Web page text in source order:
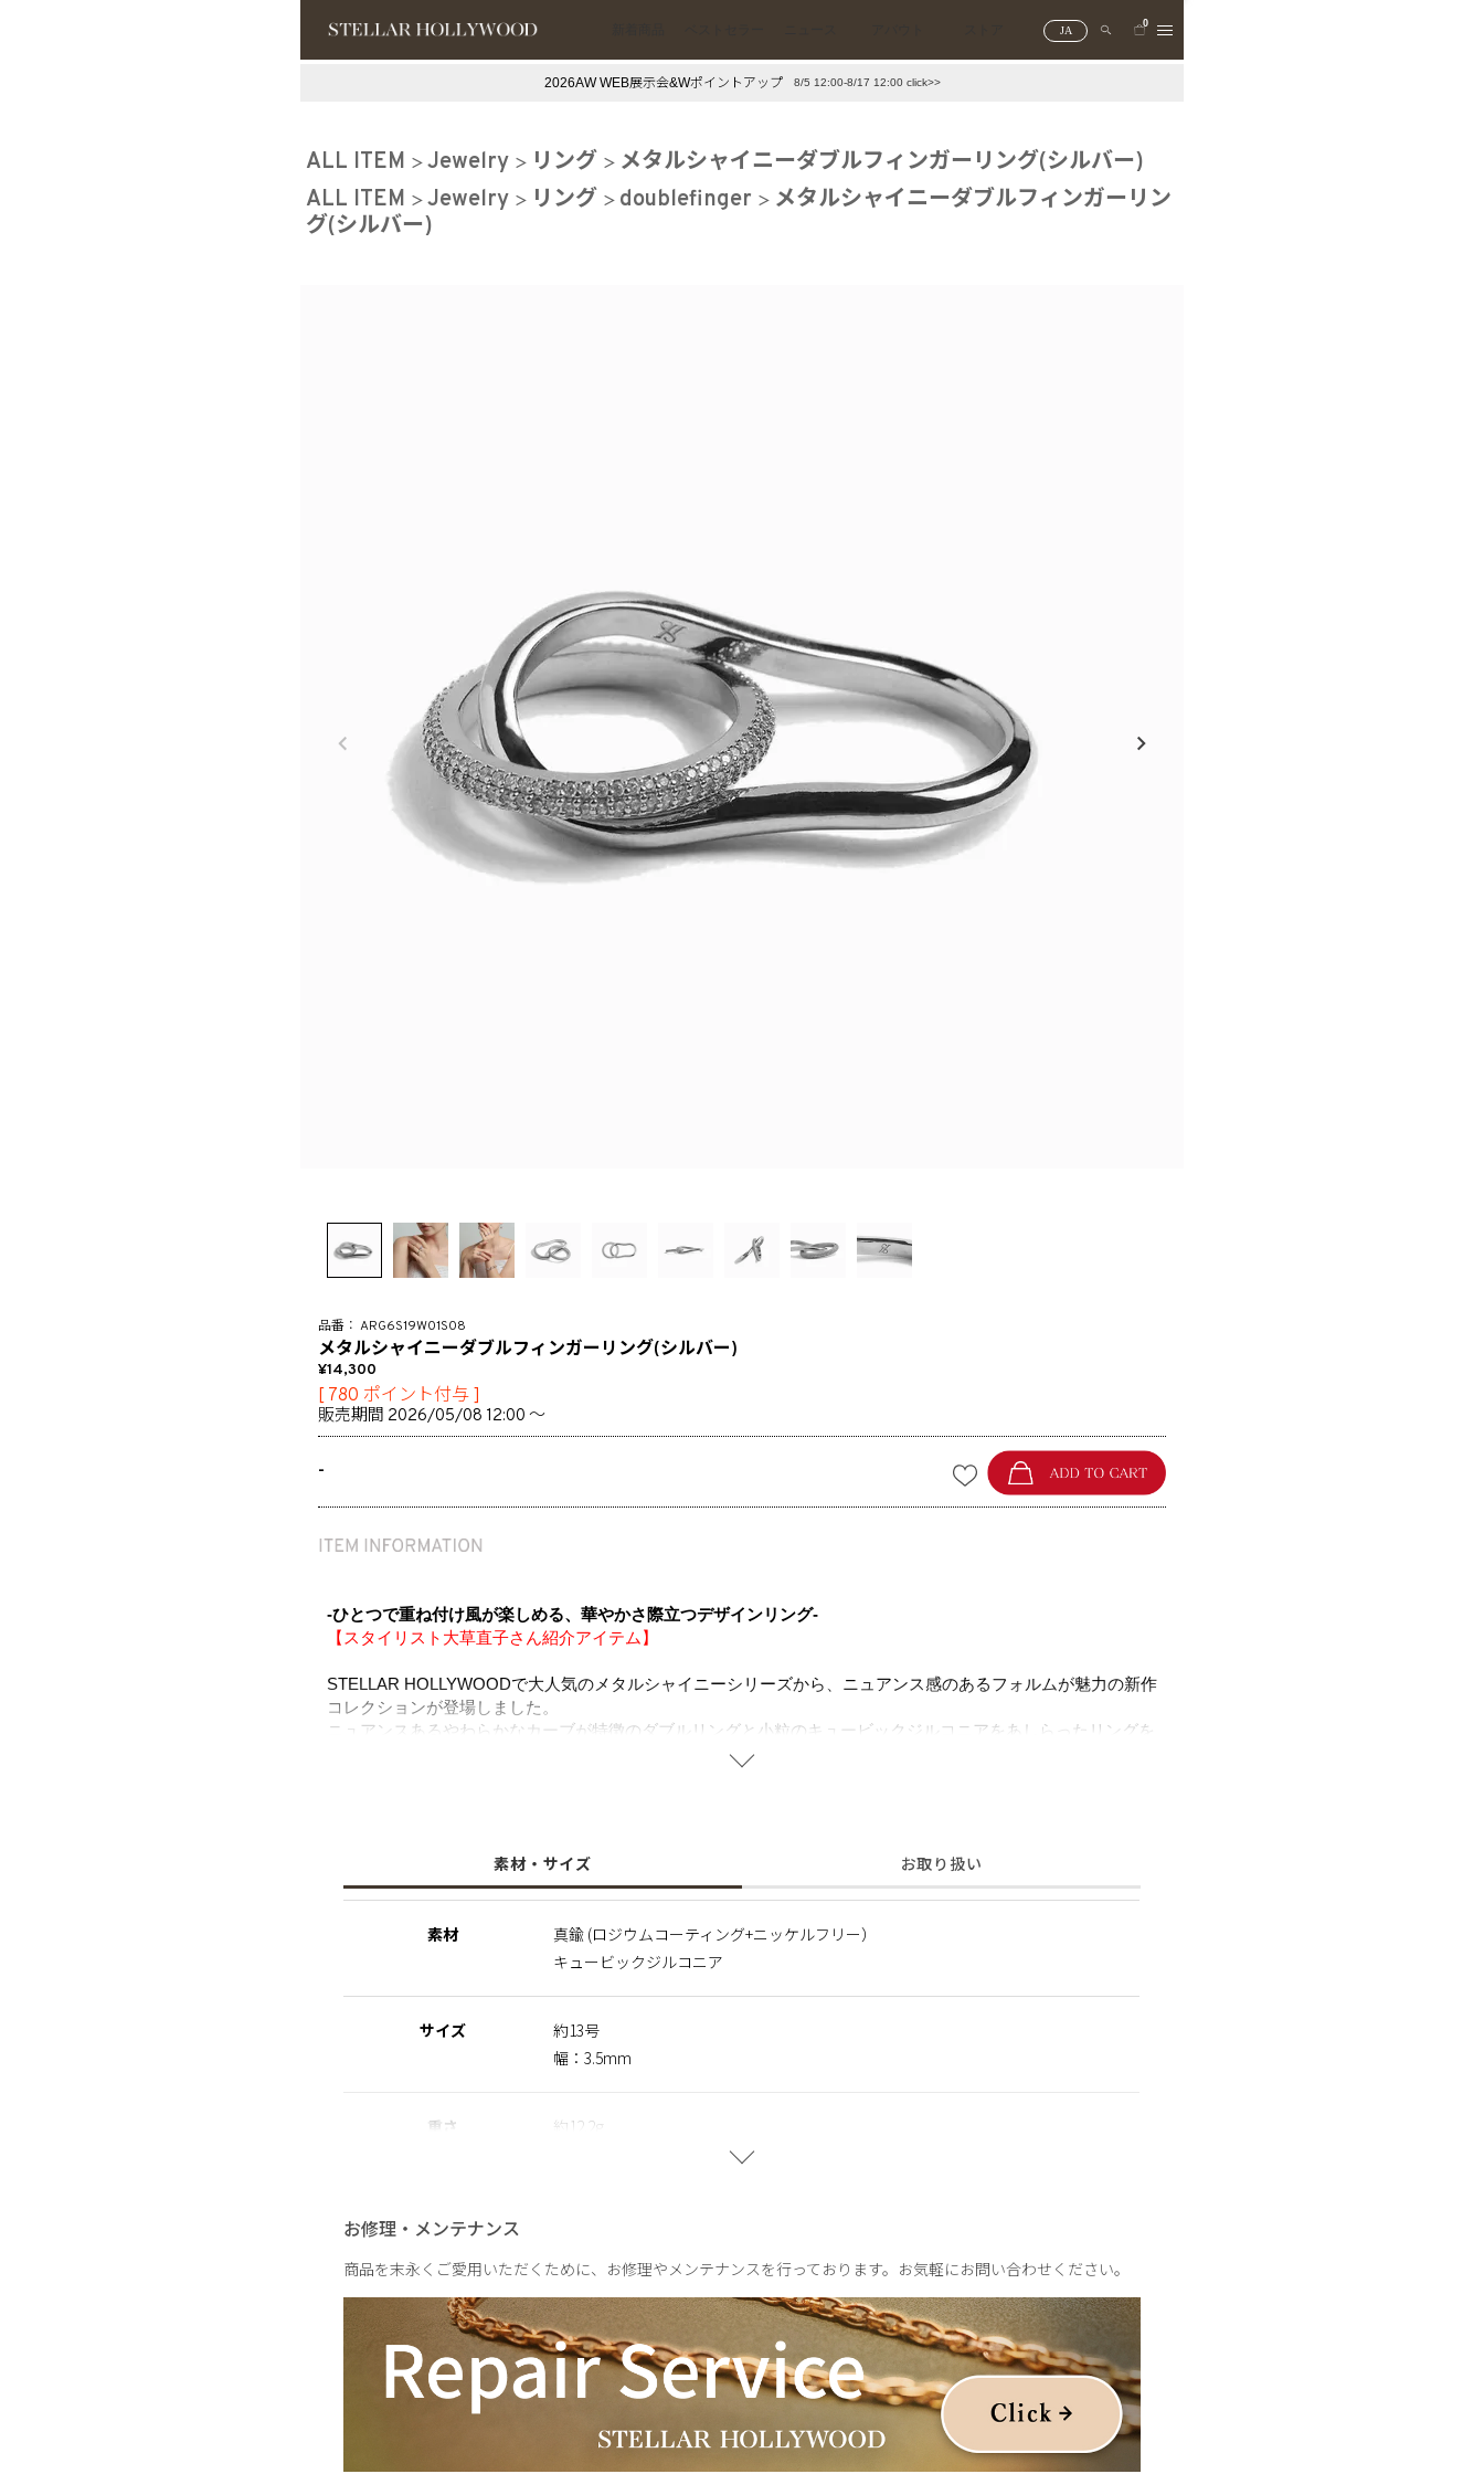
JA
0
#スタッフイチ押し（通勤パールアクセ） ＃写真映えアクセ
2026AW WEB展示会&Wポイントアップ 8/5 12:00-8/17 12:00 click>>
ALL ITEM Jewelry リング
メタルシャイニーダブルフィンガーリング(シルバー)
ALL ITEM
Jewelry リング doublefinger
メタルシャイニーダブルフィンガーリン
グ(シルバー)
ARG6S19W01S08
メタルシャイニーダブルフィンガーリング(シルバー)
14,300
[ 780 ポイント付与 ]
販売期間 2026/05/08 12:00 〜
-
-ひとつで重ね付け風が楽しめる、華やかさ際立つデザインリング-
【スタイリスト大草直子さん紹介アイテム】
STELLAR HOLLYWOODで大人気のメタルシャイニーシリーズから、ニュアンス感のあるフォルムが魅力の新作
コレクションが登場しました。
ニュアンスあるやわらかなカーブが特徴のダブルリングと小粒のキュービックジルコニアをあしらったリングを
◆大草直子さん紹介記事はこちらからhttps://amarclife.com/fashion/sample/20260506-3/
※ニッケルフリー
金属製のアクセサリーに含まれるニッケルで引き起こるアレルギーを防ぐために、ニッケルをほぼ含まずに作ら
【Metal × Shiny Nuance Forme】
やわらかなニュアンスフォルムが光をやさしく受け止め、動くたびに表情を変える上品な輝きに。
素材・サイズ お取り扱い
素材
真鍮 (ロジウムコーティング+ニッケルフリー）
キュービックジルコニア
サイズ
約13号
幅：3.5mm
重さ 約12.2g
お修理・メンテナンス
商品を末永くご愛用いただくために、お修理やメンテナンスを行っております。お気軽にお問い合わせください。